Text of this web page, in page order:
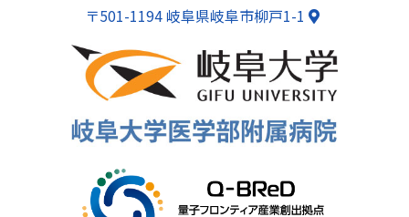
〒501-1194 岐阜県岐阜市柳戸1-1